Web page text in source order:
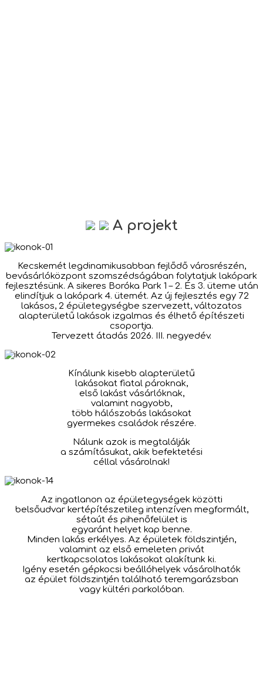
A projekt
Kecskemét legdinamikusabban fejlődő városrészén,
bevásárlóközpont szomszédságában folytatjuk lakópark
fejlesztésünk. A sikeres Boróka Park 1 – 2. És 3. üteme után
elindítjuk a lakópark 4. ütemét. Az új fejlesztés egy 72
lakásos, 2 épületegységbe szervezett, változatos
alapterületű lakások izgalmas és élhető építészeti
csoportja.
Tervezett átadás 2026. III. negyedév.
Kínálunk kisebb alapterületű
lakásokat fiatal pároknak,
első lakást vásárlóknak,
valamint nagyobb,
több hálószobás lakásokat
gyermekes családok részére.
Nálunk azok is megtalálják
a számításukat, akik befektetési
céllal vásárolnak!
Az ingatlanon az épületegységek közötti
belsőudvar kertépítészetileg intenzíven megformált,
sétaút és pihenőfelület is
egyaránt helyet kap benne.
Minden lakás erkélyes. Az épületek földszintjén,
valamint az első emeleten privát
kertkapcsolatos lakásokat alakítunk ki.
Igény esetén gépkocsi beállóhelyek vásárolhatók
az épület földszintjén található teremgarázsban
vagy kültéri parkolóban.